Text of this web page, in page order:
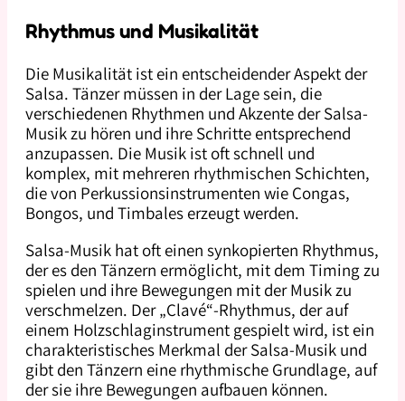
Rhythmus und Musikalität
Die Musikalität ist ein entscheidender Aspekt der
Salsa. Tänzer müssen in der Lage sein, die
verschiedenen Rhythmen und Akzente der Salsa-
Musik zu hören und ihre Schritte entsprechend
anzupassen. Die Musik ist oft schnell und
komplex, mit mehreren rhythmischen Schichten,
die von Perkussionsinstrumenten wie Congas,
Bongos, und Timbales erzeugt werden.
Salsa-Musik hat oft einen synkopierten Rhythmus,
der es den Tänzern ermöglicht, mit dem Timing zu
spielen und ihre Bewegungen mit der Musik zu
verschmelzen. Der „Clavé“-Rhythmus, der auf
einem Holzschlaginstrument gespielt wird, ist ein
charakteristisches Merkmal der Salsa-Musik und
gibt den Tänzern eine rhythmische Grundlage, auf
der sie ihre Bewegungen aufbauen können.